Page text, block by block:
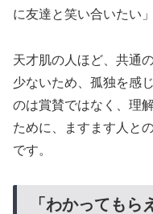
に友達と笑い合いたい
天才肌の人ほど、共通
少ないため、孤独を感
のは賞賛ではなく、理
ために、ますます人と
です。
「わかってもら